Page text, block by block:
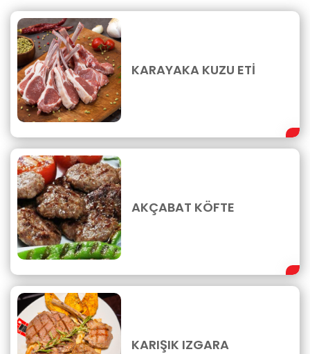
KARAYAKA KUZU ETİ
AKÇABAT KÖFTE
KARIŞIK IZGARA